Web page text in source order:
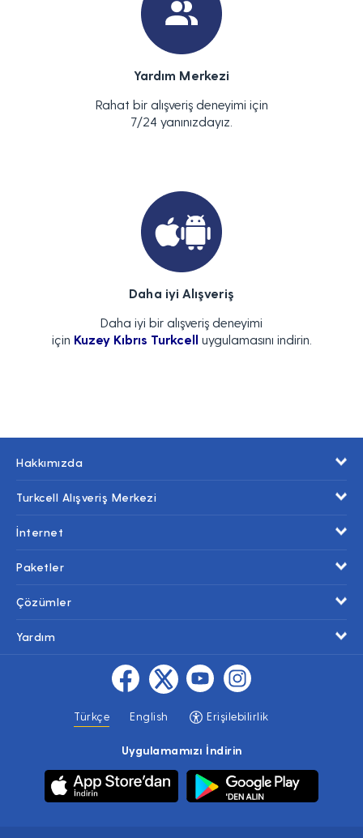
Yardım Merkezi
Rahat bir alışveriş deneyimi için
7/24 yanınızdayız.
Daha iyi Alışveriş
Daha iyi bir alışveriş deneyimi
için Kuzey Kıbrıs Turkcell uygulamasını indirin.
Hakkımızda
Turkcell Alışveriş Merkezi
İnternet
Paketler
Çözümler
Yardım
Türkçe English Erişilebilirlik
Uygulamamızı İndirin